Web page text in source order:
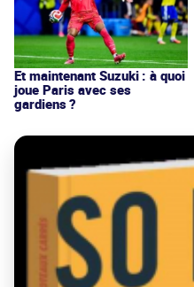
Et maintenant Suzuki : à quoi
joue Paris avec ses
gardiens ?